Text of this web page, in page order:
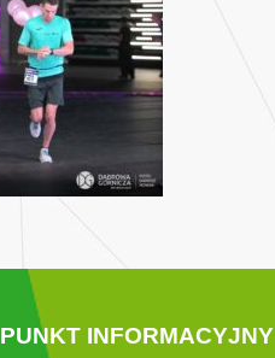
PUNKT INFORMACYJNY